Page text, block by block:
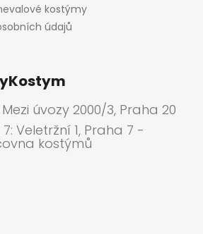
kostýmy
údajů
úvozy 2000/3, Praha 20
Veletržní 1, Praha 7 -
kostýmů